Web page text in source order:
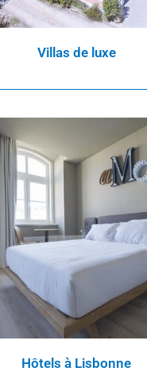
Villas de luxe
Hôtels à Lisbonne